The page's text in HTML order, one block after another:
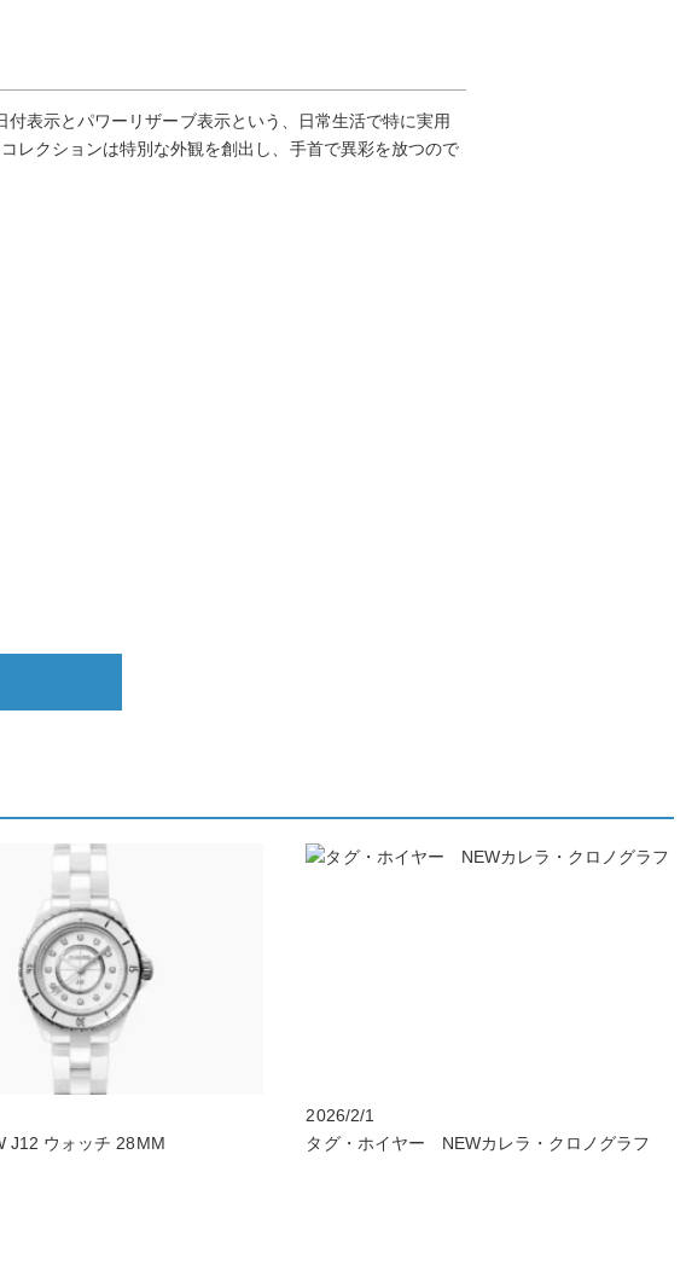
表示とパワーリザーブ表示という、日常生活で特に実用
レクションは特別な外観を創出し、手首で異彩を放つので
J12 ウォッチ 28MM
2026/2/1
タグ・ホイヤー NEWカレラ・クロノグラフ